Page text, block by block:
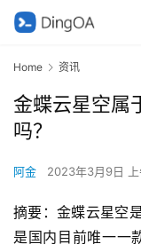
Home 资讯
金蝶云星空属
吗？
阿金 2023年3月9日 上
摘要：金蝶云星空
是国内目前唯一一